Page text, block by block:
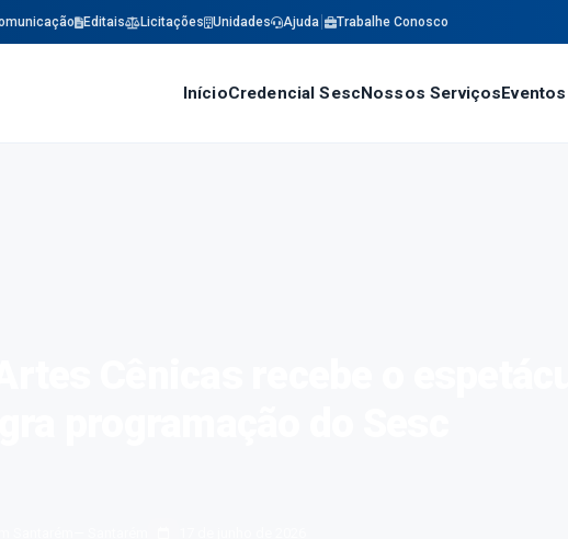
Editais Licitações Unidades Ajuda Trabalhe Conosco
InícioCredencial SescNossos ServiçosEventos